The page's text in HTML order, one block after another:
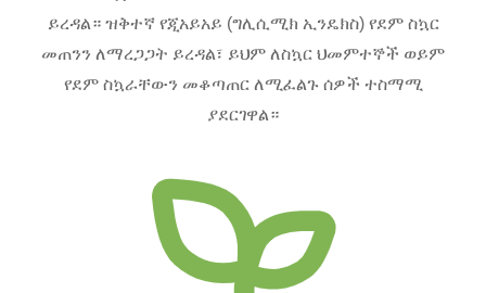
ይረዳል። ዝቅተኛ የጂአይአይ (ግሊሲሚክ ኢንዴክስ) የደም ስኳር
መጠንን ለማረጋጋት ይረዳል፣ ይህም ለስኳር ህመምተኞች ወይም
የደም ስኳራቸውን መቆጣጠር ለሚፈልጉ ሰዎች ተስማሚ
ያደርገዋል።